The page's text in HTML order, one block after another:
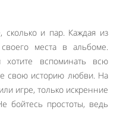
сколько и пар. Каждая из
места в альбоме.
вспоминать всю
свою историю любви. На
игре, только искренние
бойтесь простоты, ведь